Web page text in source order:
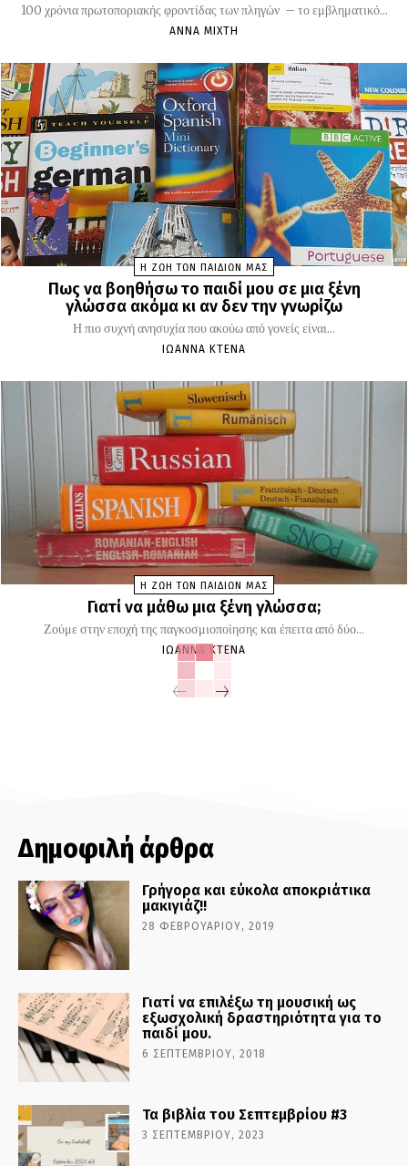
100 χρόνια πρωτοποριακής φροντίδας των πληγών – το εμβληματικό...
ΆΝΝΑ ΜΊΧΤΗ
Η ΖΩΗ ΤΩΝ ΠΑΙΔΙΩΝ ΜΑΣ
Πως να βοηθήσω το παιδί μου σε μια ξένη
γλώσσα ακόμα κι αν δεν την γνωρίζω
Η πιο συχνή ανησυχία που ακούω από γονείς είναι...
ΙΩΆΝΝΑ ΚΤΕΝΆ
Η ΖΩΗ ΤΩΝ ΠΑΙΔΙΩΝ ΜΑΣ
Γιατί να μάθω μια ξένη γλώσσα;
Ζούμε στην εποχή της παγκοσμιοποίησης και έπειτα από δύο...
ΙΩΆΝΝΑ ΚΤΕΝΆ
Δημοφιλή άρθρα
Γρήγορα και εύκολα αποκριάτικα
μακιγιάζ!!
28 ΦΕΒΡΟΥΑΡΊΟΥ, 2019
Γιατί να επιλέξω τη μουσική ως
εξωσχολική δραστηριότητα για το
παιδί μου.
6 ΣΕΠΤΕΜΒΡΊΟΥ, 2018
Τα βιβλία του Σεπτεμβρίου #3
3 ΣΕΠΤΕΜΒΡΊΟΥ, 2023